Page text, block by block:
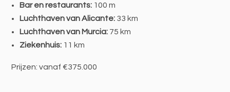
Bar en restaurants: 100 m
Luchthaven van Alicante: 33 km
Luchthaven van Murcia: 75 km
Ziekenhuis: 11 km
Prijzen: vanaf €375.000